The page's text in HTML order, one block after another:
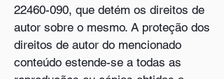
22460-090, que detém os direitos de
autor sobre o mesmo. A proteção dos
direitos de autor do mencionado
conteúdo estende-se a todas as